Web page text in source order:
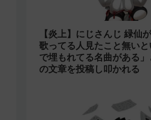
【炎上】にじさんじ 緑仙
歌ってる人見たこと無い
で埋もれてる名曲がある
の文章を投稿し叩かれる